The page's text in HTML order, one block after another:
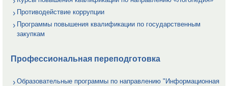
Противодействие коррупции
Программы повышения квалификации по государственным
закупкам
Профессиональная переподготовка
Образовательные программы по направлению "Информационная